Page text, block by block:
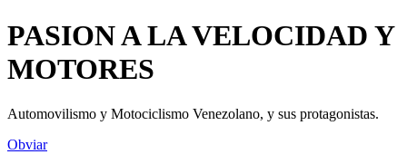
PASION A LA VELOCIDAD Y
MOTORES
Automovilismo y Motociclismo Venezolano, y sus protagonistas.
Obviar